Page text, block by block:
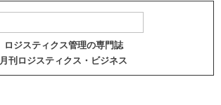
ロジスティクス管理の専門誌
月刊ロジスティクス・ビジネス